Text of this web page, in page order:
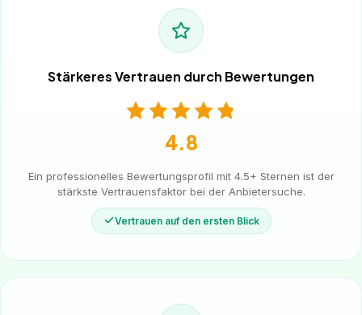
Stärkeres Vertrauen durch Bewertungen
4.8
Ein professionelles Bewertungsprofil mit 4.5+ Sternen ist der
stärkste Vertrauensfaktor bei der Anbietersuche.
Vertrauen auf den ersten Blick